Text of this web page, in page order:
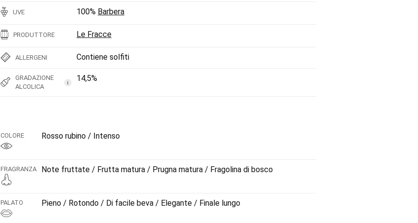
UVE 100% Barbera
PRODUTTORE Le Fracce
ALLERGENI Contiene solfiti
GRADAZIONE
ALCOLICA
i 14,5%
COLORE Rosso rubino / Intenso
FRAGRANZA Note fruttate / Frutta matura / Prugna matura / Fragolina di bosco
PALATO Pieno / Rotondo / Di facile beva / Elegante / Finale lungo